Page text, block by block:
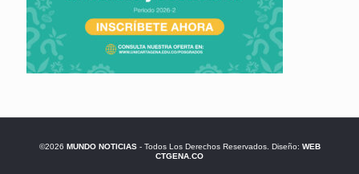
©2026 MUNDO NOTICIAS- Todos Los Derechos Reservados. Diseño: WEB
CTGENA.CO